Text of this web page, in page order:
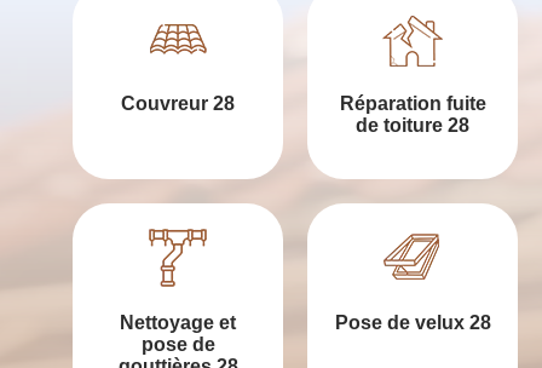
Couvreur 28
Réparation fuite
de toiture 28
Nettoyage et
pose de
Pose de velux 28